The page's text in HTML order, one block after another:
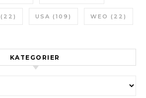
(22) USA (109) WEO (22)
KATEGORIER